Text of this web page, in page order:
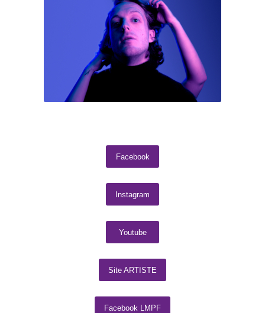
Facebook
Instagram
Youtube
Site ARTISTE
Facebook LMPF